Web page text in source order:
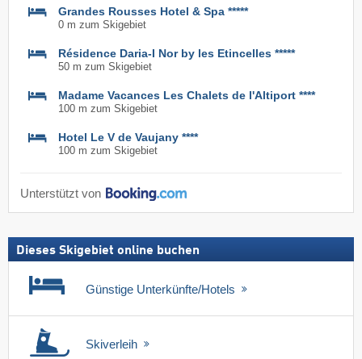
Grandes Rousses Hotel & Spa *****
0 m zum Skigebiet
Résidence Daria-I Nor by les Etincelles *****
50 m zum Skigebiet
Madame Vacances Les Chalets de l'Altiport ****
100 m zum Skigebiet
Hotel Le V de Vaujany ****
100 m zum Skigebiet
Unterstützt von
Dieses Skigebiet online buchen
Günstige Unterkünfte/Hotels
Skiverleih